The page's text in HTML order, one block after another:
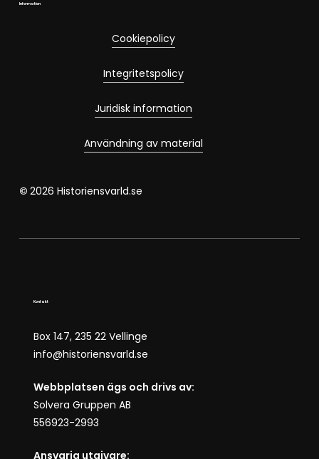
Information
Cookiepolicy
Integritetspolicy
Juridisk information
Användning av material
© 2026 Historiensvarld.se
Kontakt
Box 147, 235 22 Vellinge
info@historiensvarld.se
Webbplatsen ägs och drivs av:
Solvera Gruppen AB
556923-2993
Ansvarig utgivare: